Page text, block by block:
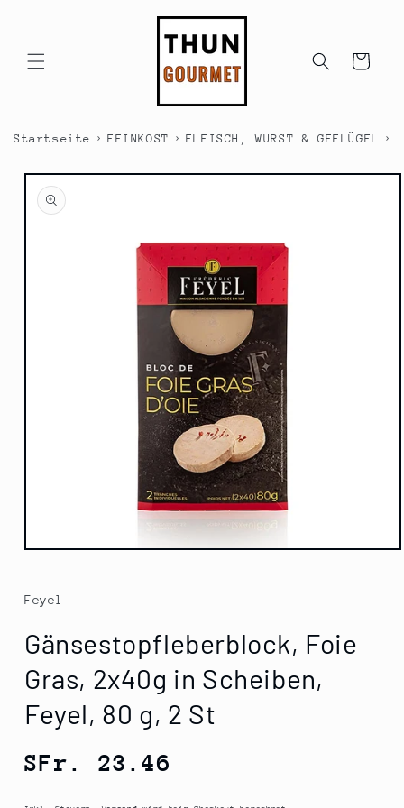
Warenkorb
Startseite › FEINKOST › FLEISCH, WURST & GEFLÜGEL ›
Medien
Modal
öffnen
Feyel
Gänsestopfleberblock, Foie
Gras, 2x40g in Scheiben,
Feyel, 80 g, 2 St
Normaler
SFr. 23.46